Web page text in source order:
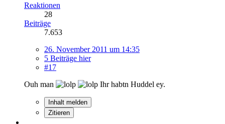
Reaktionen
28
Beiträge
7.653
26. November 2011 um 14:35
5 Beiträge hier
#17
Ouh man
Ihr habtn Huddel ey.
Inhalt melden
Zitieren